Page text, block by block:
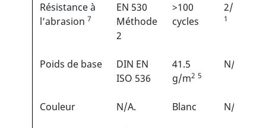
Résistance à
l’abrasion 7
EN 530
Méthode
2
>100
cycles
2/6
1
Poids de base
DIN EN
ISO 536
41.5
g/m2 5
N/A
Couleur N/A. Blanc N/A